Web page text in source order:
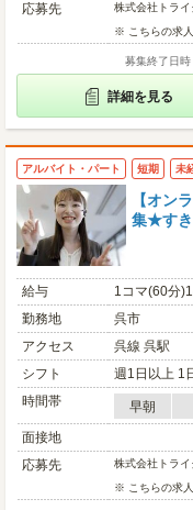
応募先
株式会社トラ
※ こちらの求
募集終了日時
詳細を見る
アルバイト・パート 短期 未
【オン
集★す
給与
1コマ(60分
勤務地
呉市
アクセス
呉線 呉駅
シフト
週1日以上 1
時間帯
早朝
面接地
応募先
株式会社トラ
※ こちらの求